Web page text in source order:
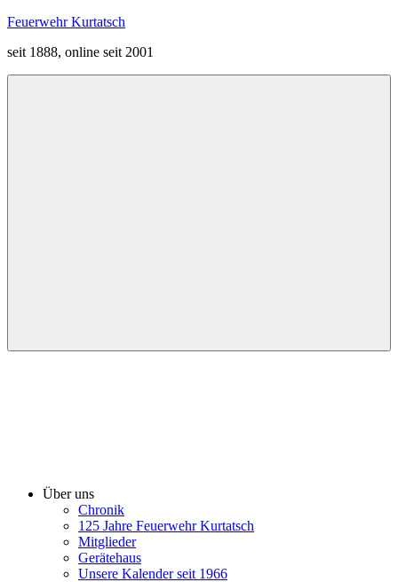
Zum
springen
Feuerwehr Kurtatsch
seit 1888, online seit 2001
Über uns
Chronik
125 Jahre Feuerwehr Kurtatsch
Mitglieder
Gerätehaus
Unsere Kalender seit 1966